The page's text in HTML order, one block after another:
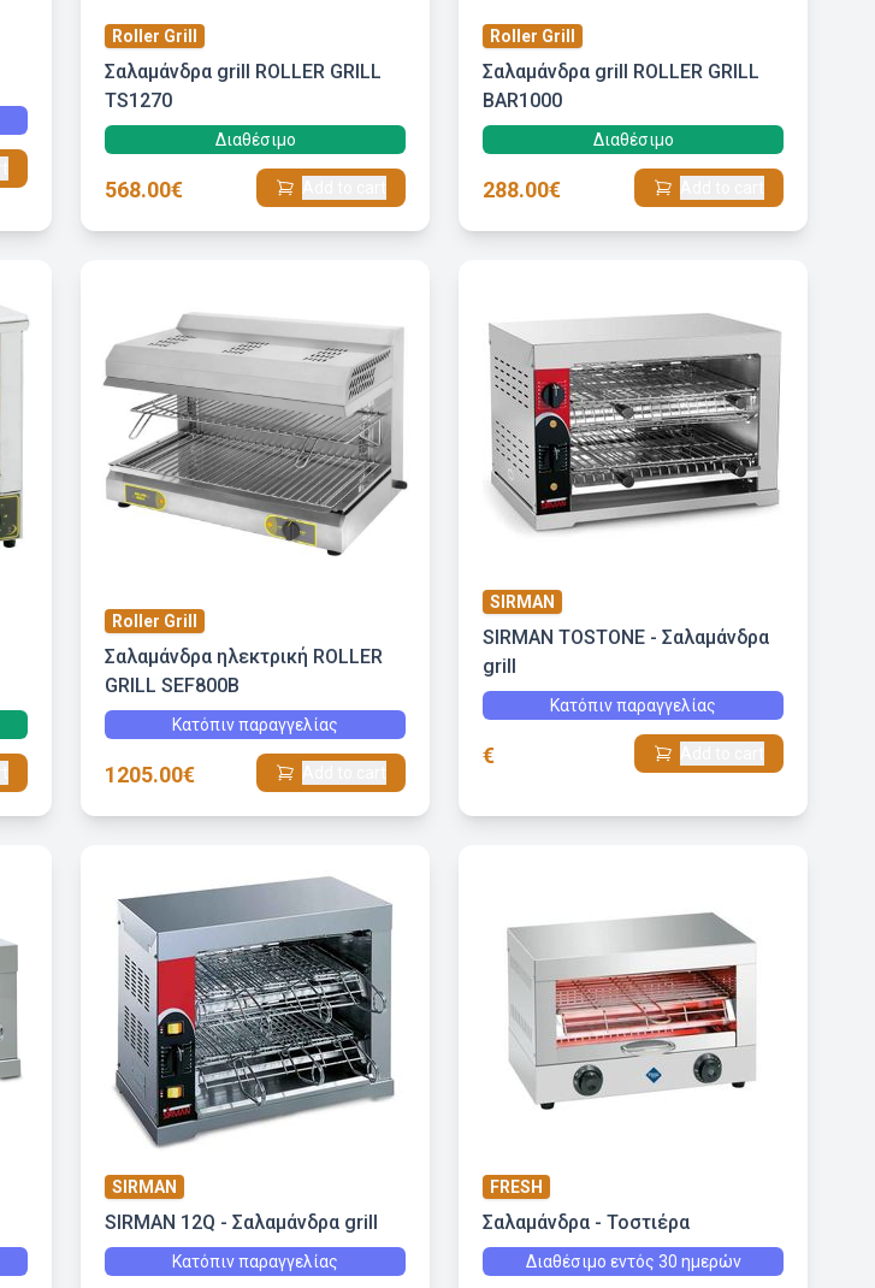
Roller Grill
Σαλαμάνδρα grill ROLLER GRILL
TS1270
Διαθέσιμο
568.00€
Roller Grill
Σαλαμάνδρα grill ROLLER GRILL
BAR1000
Διαθέσιμο
288.00€
Roller Grill
Σαλαμάνδρα ηλεκτρική ROLLER
GRILL SEF800B
Κατόπιν παραγγελίας
1205.00€
SIRMAN
SIRMAN TOSTONE - Σαλαμάνδρα
grill
Κατόπιν παραγγελίας
€
SIRMAN
SIRMAN 12Q - Σαλαμάνδρα grill
Κατόπιν παραγγελίας
FRESH
Σαλαμάνδρα - Τοστιέρα
Διαθέσιμο εντός 30 ημερών